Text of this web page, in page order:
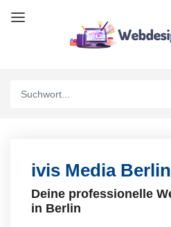
ivis Media Berlin
Deine professionelle
in Berlin